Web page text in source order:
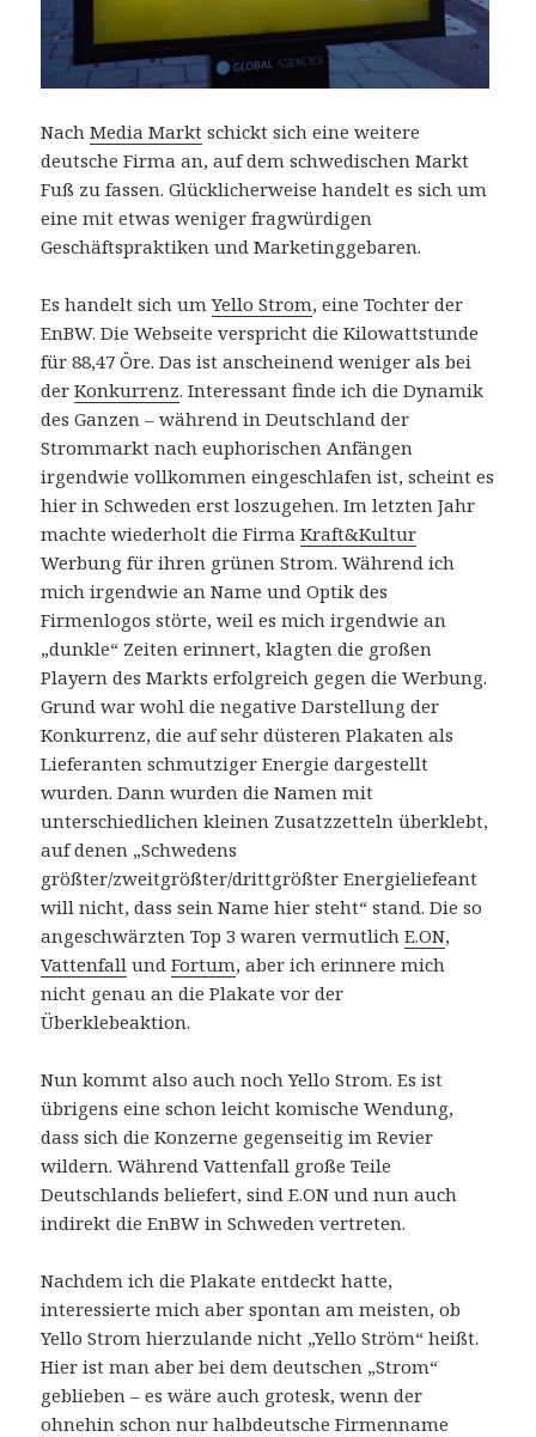
NachMedia Markt schickt sich eine weitere
deutsche Firma an, auf dem schwedischen Markt
Fuß zu fassen. Glücklicherweise handelt es sich um
eine mit etwas weniger fragwürdigen
Geschäftspraktiken und Marketinggebaren.
Es handelt sich umYello Strom, eine Tochter der
EnBW. Die Webseite verspricht die Kilowattstunde
für 88,47 Öre. Das ist anscheinend weniger als bei
derKonkurrenz. Interessant finde ich die Dynamik
des Ganzen – während in Deutschland der
Strommarkt nach euphorischen Anfängen
irgendwie vollkommen eingeschlafen ist, scheint es
hier in Schweden erst loszugehen. Im letzten Jahr
machte wiederholt die FirmaKraft&Kultur
Werbung für ihren grünen Strom. Während ich
mich irgendwie an Name und Optik des
Firmenlogos störte, weil es mich irgendwie an
„dunkle“ Zeiten erinnert, klagten die großen
Playern des Markts erfolgreich gegen die Werbung.
Grund war wohl die negative Darstellung der
Konkurrenz, die auf sehr düsteren Plakaten als
Lieferanten schmutziger Energie dargestellt
wurden. Dann wurden die Namen mit
unterschiedlichen kleinen Zusatzzetteln überklebt,
auf denen „Schwedens
größter/zweitgrößter/drittgrößter Energieliefeant
will nicht, dass sein Name hier steht“ stand. Die so
angeschwärzten Top 3 waren vermutlichE.ON,
Vattenfall undFortum, aber ich erinnere mich
nicht genau an die Plakate vor der
Überklebeaktion.
Nun kommt also auch noch Yello Strom. Es ist
übrigens eine schon leicht komische Wendung,
dass sich die Konzerne gegenseitig im Revier
wildern. Während Vattenfall große Teile
Deutschlands beliefert, sind E.ON und nun auch
indirekt die EnBW in Schweden vertreten.
Nachdem ich die Plakate entdeckt hatte,
interessierte mich aber spontan am meisten, ob
Yello Strom hierzulande nicht „Yello Ström“ heißt.
Hier ist man aber bei dem deutschen „Strom“
geblieben – es wäre auch grotesk, wenn der
ohnehin schon nur halbdeutsche Firmenname